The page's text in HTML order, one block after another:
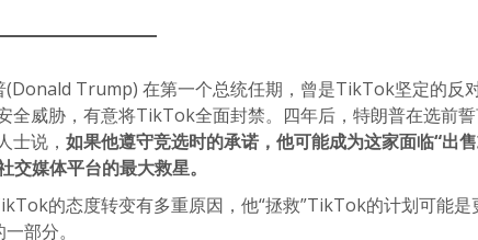
(Donald Trump) 在第一个总统任期，曾是TikTok坚定的反
全威胁，有意将TikTok全面封禁。四年后，特朗普在选前
士说， 如果他遵守竞选时的承诺，他可能成为这家面临“出
交媒体平台的最大救星。
的态度转变有多重原因，他“拯救”TikTok的计划可能是
部分。